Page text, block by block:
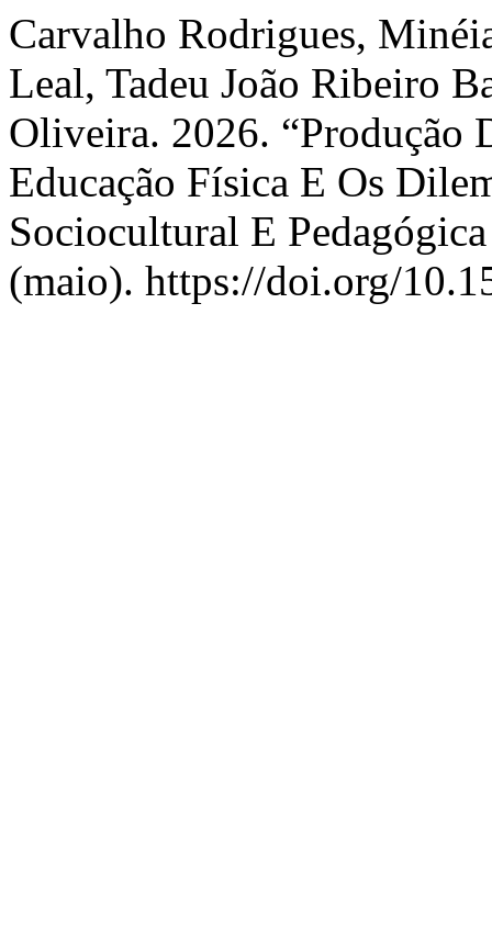
Carvalho Rodrigues,
Leal, Tadeu João Ribeiro
Oliveira. 2026. “Produção
Educação Física E Os
Sociocultural E
(maio). https://doi.org/